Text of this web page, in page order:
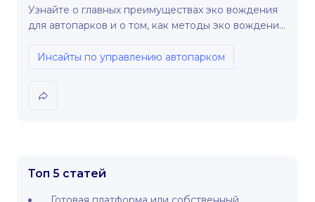
Топ 5 статей
Узнайте о главных преимуществах эко вождения
для автопарков и о том, как методы эко вождения
эффективность.
Инсайты по управлению автопарком